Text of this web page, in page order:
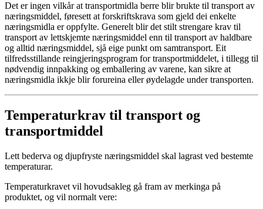
Det er ingen vilkår at transportmidla berre blir brukte til transport av
næringsmiddel, føresett at forskriftskrava som gjeld dei enkelte
næringsmidla er oppfylte. Generelt blir det stilt strengare krav til
transport av lettskjemte næringsmiddel enn til transport av haldbare
og alltid næringsmiddel, sjå eige punkt om samtransport. Eit
tilfredsstillande reingjeringsprogram for transportmiddelet, i tillegg til
nødvendig innpakking og emballering av varene, kan sikre at
næringsmidla ikkje blir forureina eller øydelagde under transporten.
Temperaturkrav til transport og
transportmiddel
Lett bederva og djupfryste næringsmiddel skal lagrast ved bestemte
temperaturar.
Temperaturkravet vil hovudsakleg gå fram av merkinga på
produktet, og vil normalt vere: